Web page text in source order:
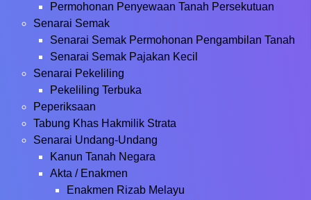
Permohonan Penyewaan Tanah Persekutuan
Senarai Semak
Senarai Semak Permohonan Pengambilan Tanah
Senarai Semak Pajakan Kecil
Senarai Pekeliling
Pekeliling Terbuka
Peperiksaan
Tabung Khas Hakmilik Strata
Senarai Undang-Undang
Kanun Tanah Negara
Akta / Enakmen
Enakmen Rizab Melayu